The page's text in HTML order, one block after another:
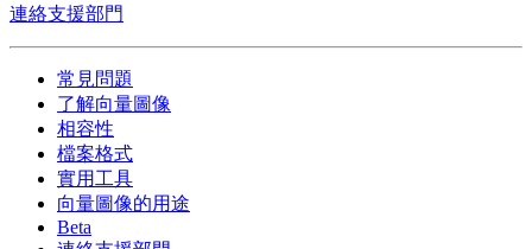
連絡支援部門
常見問題
了解向量圖像
相容性
檔案格式
實用工具
向量圖像的用途
Beta